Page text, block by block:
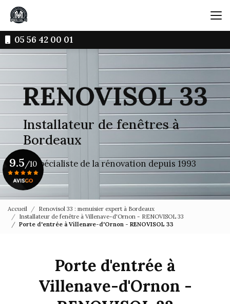
Aller
contenu
principal05 56 42 00 01
Installateur de fenêtres à
Bordeaux
Le spécialiste de la rénovation depuis 1993
9.5 /10
Accueil
Renovisol 33 : menuisier expert à Bordeaux
Installateur de fenêtre à Villenave-d'Ornon - RENOVISOL 33
Porte d'entrée à Villenave-d'Ornon - RENOVISOL 33
Porte d'entrée à
Villenave-d'Ornon -